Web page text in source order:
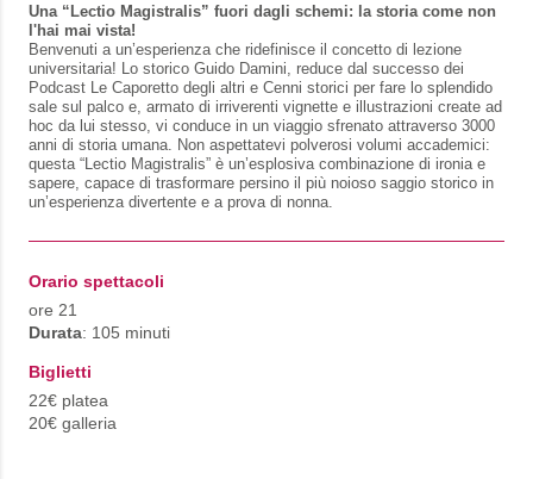
Una “Lectio Magistralis” fuori dagli schemi: la storia come non
l'hai mai vista!
Benvenuti a un’esperienza che ridefinisce il concetto di lezione
universitaria! Lo storico Guido Damini, reduce dal successo dei
Podcast Le Caporetto degli altri e Cenni storici per fare lo splendido
sale sul palco e, armato di irriverenti vignette e illustrazioni create ad
hoc da lui stesso, vi conduce in un viaggio sfrenato attraverso 3000
anni di storia umana. Non aspettatevi polverosi volumi accademici:
questa “Lectio Magistralis” è un’esplosiva combinazione di ironia e
sapere, capace di trasformare persino il più noioso saggio storico in
un’esperienza divertente e a prova di nonna.
Orario spettacoli
ore 21
Durata: 105 minuti
Biglietti
22€ platea
20€ galleria